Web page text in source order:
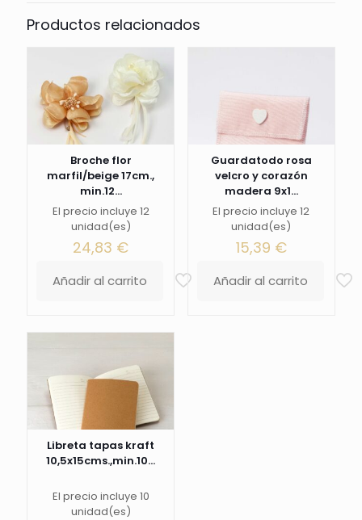
Productos relacionados
Broche flor
marfil/beige 17cm.,
min.12...
El precio incluye 12
unidad(es)
24,83 €
Añadir al carrito
Guardatodo rosa
velcro y corazón
madera 9x1...
El precio incluye 12
unidad(es)
15,39 €
Añadir al carrito
Libreta tapas kraft
10,5x15cms.,min.10...
El precio incluye 10
unidad(es)